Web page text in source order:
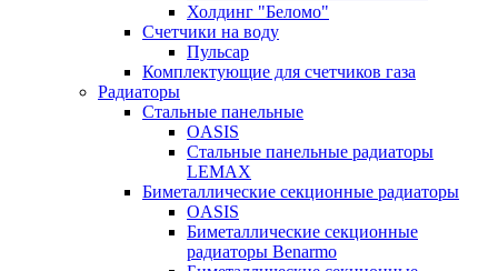
Холдинг "Беломо"
Счетчики на воду
Пульсар
Комплектующие для счетчиков газа
Радиаторы
Стальные панельные
OASIS
Стальные панельные радиаторы
LEMAX
Биметаллические секционные радиаторы
OASIS
Биметаллические секционные
радиаторы Benarmo